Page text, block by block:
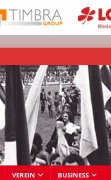
VEREIN BUSINESS